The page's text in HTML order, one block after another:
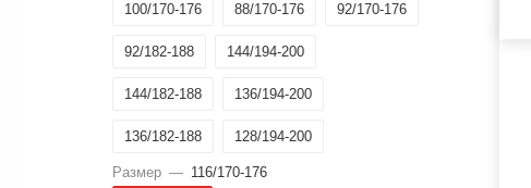
100/170-176 88/170-176 92/170-176
92/182-188 144/194-200
144/182-188 136/194-200
136/182-188 128/194-200
128/182-188 128/170-176
Размер — 116/170-176